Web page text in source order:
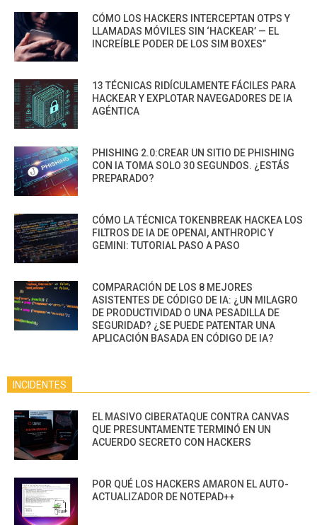
CÓMO LOS HACKERS INTERCEPTAN OTPS Y
LLAMADAS MÓVILES SIN ‘HACKEAR’ — EL
INCREÍBLE PODER DE LOS SIM BOXES”
13 TÉCNICAS RIDÍCULAMENTE FÁCILES PARA
HACKEAR Y EXPLOTAR NAVEGADORES DE IA
AGÉNTICA
PHISHING 2.0:CREAR UN SITIO DE PHISHING
CON IA TOMA SOLO 30 SEGUNDOS. ¿ESTÁS
PREPARADO?
CÓMO LA TÉCNICA TOKENBREAK HACKEA LOS
FILTROS DE IA DE OPENAI, ANTHROPIC Y
GEMINI: TUTORIAL PASO A PASO
COMPARACIÓN DE LOS 8 MEJORES
ASISTENTES DE CÓDIGO DE IA: ¿UN MILAGRO
DE PRODUCTIVIDAD O UNA PESADILLA DE
SEGURIDAD? ¿SE PUEDE PATENTAR UNA
APLICACIÓN BASADA EN CÓDIGO DE IA?
INCIDENTES
EL MASIVO CIBERATAQUE CONTRA CANVAS
QUE PRESUNTAMENTE TERMINÓ EN UN
ACUERDO SECRETO CON HACKERS
POR QUÉ LOS HACKERS AMARON EL AUTO-
ACTUALIZADOR DE NOTEPAD++